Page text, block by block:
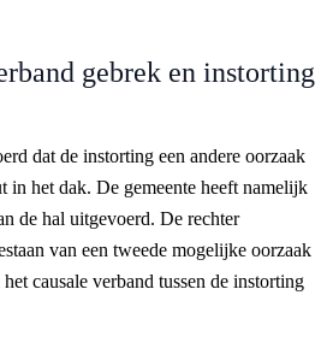
gebrek en instorting
dat de instorting een andere oorzaak
in het dak. De gemeente heeft namelijk
de hal uitgevoerd. De rechter
van een tweede mogelijke oorzaak
causale verband tussen de instorting